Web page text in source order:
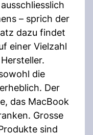
– sprich der
dazu findet
einer Vielzahl
die
Der
das MacBook
Grosse
sind